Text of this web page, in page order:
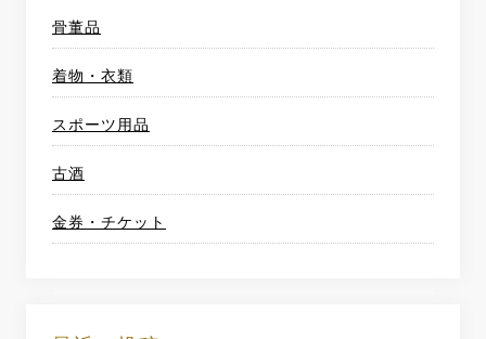
骨董品
着物・衣類
スポーツ用品
古酒
金券・チケット